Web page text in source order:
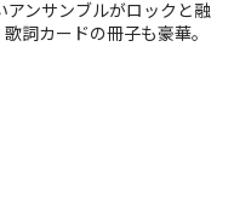
ンサンブルがロックと融
詞カードの冊子も豪華。